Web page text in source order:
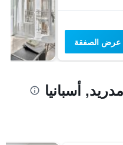
عرض الصفقة
أسبانيا